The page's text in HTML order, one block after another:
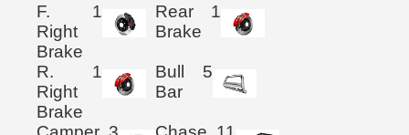
F.
Right
Brake
1
Rear
Brake
1
R.
Right
Brake
1
Bull
Bar
5